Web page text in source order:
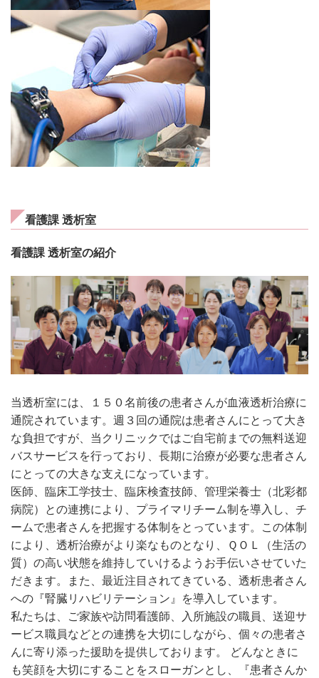
看護課 透析室
看護課 透析室の紹介
当透析室には、１５０名前後の患者さんが血液透析治療に
通院されています。週３回の通院は患者さんにとって大き
な負担ですが、当クリニックではご自宅前までの無料送迎
バスサービスを行っており、長期に治療が必要な患者さん
にとっての大きな支えになっています。
医師、臨床工学技士、臨床検査技師、管理栄養士（北彩都
病院）との連携により、プライマリチーム制を導入し、チ
ームで患者さんを把握する体制をとっています。この体制
により、透析治療がより楽なものとなり、ＱＯＬ（生活の
質）の高い状態を維持していけるようお手伝いさせていた
だきます。また、最近注目されてきている、透析患者さん
への『腎臓リハビリテーション』を導入しています。
私たちは、ご家族や訪問看護師、入所施設の職員、送迎サ
ービス職員などとの連携を大切にしながら、個々の患者さ
んに寄り添った援助を提供しております。 どんなときに
も笑顔を大切にすることをスローガンとし、『患者さんか